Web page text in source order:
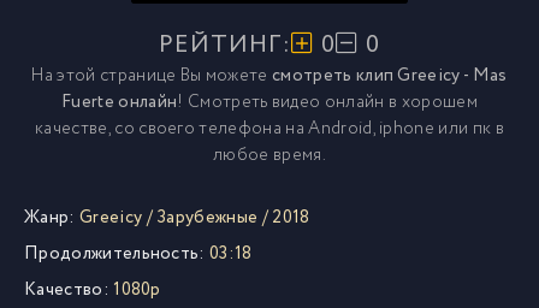
РЕЙТИНГ: 0 0
На этой странице Вы можете смотреть клип Greeicy - Mas
Fuerte онлайн! Смотреть видео онлайн в хорошем
качестве, со своего телефона на Android, iphone или пк в
любое время.
Жанр: Greeicy/Зарубежные /2018
Продолжительность: 03:18
Качество: 1080p